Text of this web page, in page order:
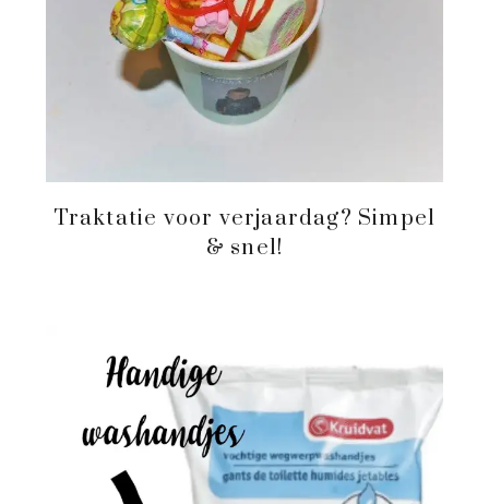
Traktatie voor verjaardag? Simpel
& snel!